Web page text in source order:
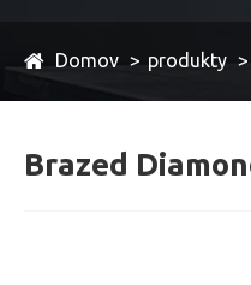
Domov produkty
Brazed